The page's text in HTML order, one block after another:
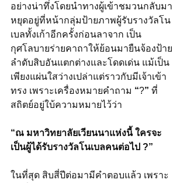
อย่างน่าทึ่งโดยนำทางผู้เข้าชมวนกลับมา
หยุดอยู่ที่หน้ากลุ่มป้ายภาพผู้รับรางวัลโน
เบลทั้งเก้าอีกครั้งก่อนลาจาก เป็น
กุศโลบายร่ายคาถาให้ย้อนมายืนจ้องป้าย
ลำดับสิบอันแตกต่างและโดดเด่น แม้เป็น
เพียงแผ่นใสว่างเปล่าแต่ราวกับมีเจ้าเข้า
ทรง เพราะเครื่องหมายคำถาม “?” ที่
สถิตย์อยู่ใบ้ความหมายไว้ว่า
“ณ มหาวิทยาลัยเวียนนาแห่งนี้ ใครจะ
เป็นผู้ได้รับรางวัลโนเบลคนต่อไป ?”
ในที่สุด สิบสี่ปีต่อมามีคำตอบแล้ว เพราะ